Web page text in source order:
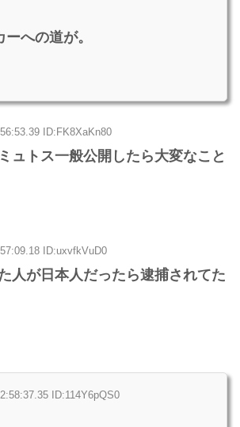
への道が。
ID:FK8XaKn80
ュトス一般公開したら大変なこと
ID:uxvfkVuD0
人が日本人だったら逮捕されてた
ID:114Y6pQS0